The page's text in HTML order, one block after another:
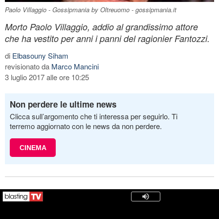
Paolo Villaggio - Gossipmania by Oltreuomo - gossipmania.it
Morto Paolo Villaggio, addio al grandissimo attore
che ha vestito per anni i panni del ragionier Fantozzi.
di Elbasouny Siham
revisionato da Marco Mancini
3 luglio 2017 alle ore 10:25
Non perdere le ultime news
Clicca sull’argomento che ti interessa per seguirlo. Ti
terremo aggiornato con le news da non perdere.
CINEMA